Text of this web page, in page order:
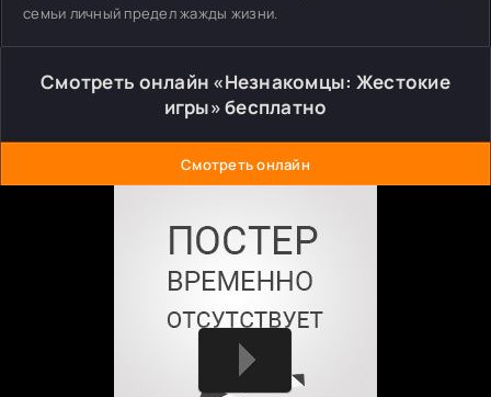
семьи личный предел жажды жизни.
Смотреть онлайн «Незнакомцы: Жестокие
игры» бесплатно
Смотреть онлайн